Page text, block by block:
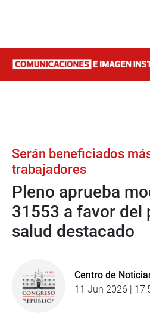
Serán beneficiados
trabajadores
Pleno aprueba
31553 a favor del
salud destacado
Centro de
11 Jun 2026 |